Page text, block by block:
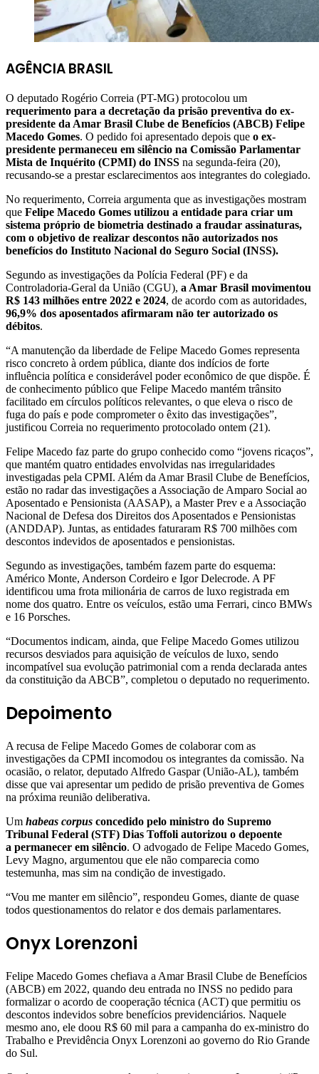
AGÊNCIA BRASIL
O deputado Rogério Correia (PT-MG) protocolou um
requerimento para a decretação da prisão preventiva do ex-
presidente da Amar Brasil Clube de Benefícios (ABCB) Felipe
Macedo Gomes. O pedido foi apresentado depois que o ex-
presidente permaneceu em silêncio na Comissão Parlamentar
Mista de Inquérito (CPMI) do INSS na segunda-feira (20),
recusando-se a prestar esclarecimentos aos integrantes do colegiado.
No requerimento, Correia argumenta que as investigações mostram
que Felipe Macedo Gomes utilizou a entidade para criar um
sistema próprio de biometria destinado a fraudar assinaturas,
com o objetivo de realizar descontos não autorizados nos
benefícios do Instituto Nacional do Seguro Social (INSS).
Segundo as investigações da Polícia Federal (PF) e da
Controladoria-Geral da União (CGU), a Amar Brasil movimentou
R$ 143 milhões entre 2022 e 2024, de acordo com as autoridades,
96,9% dos aposentados afirmaram não ter autorizado os
débitos.
“A manutenção da liberdade de Felipe Macedo Gomes representa
risco concreto à ordem pública, diante dos indícios de forte
influência política e considerável poder econômico de que dispõe. É
de conhecimento público que Felipe Macedo mantém trânsito
facilitado em círculos políticos relevantes, o que eleva o risco de
fuga do país e pode comprometer o êxito das investigações”,
justificou Correia no requerimento protocolado ontem (21).
Felipe Macedo faz parte do grupo conhecido como “jovens ricaços”,
que mantém quatro entidades envolvidas nas irregularidades
investigadas pela CPMI. Além da Amar Brasil Clube de Benefícios,
estão no radar das investigações a Associação de Amparo Social ao
Aposentado e Pensionista (AASAP), a Master Prev e a Associação
Nacional de Defesa dos Direitos dos Aposentados e Pensionistas
(ANDDAP). Juntas, as entidades faturaram R$ 700 milhões com
descontos indevidos de aposentados e pensionistas.
Segundo as investigações, também fazem parte do esquema:
Américo Monte, Anderson Cordeiro e Igor Delecrode. A PF
identificou uma frota milionária de carros de luxo registrada em
nome dos quatro. Entre os veículos, estão uma Ferrari, cinco BMWs
e 16 Porsches.
“Documentos indicam, ainda, que Felipe Macedo Gomes utilizou
recursos desviados para aquisição de veículos de luxo, sendo
incompatível sua evolução patrimonial com a renda declarada antes
da constituição da ABCB”, completou o deputado no requerimento.
Depoimento
A recusa de Felipe Macedo Gomes de colaborar com as
investigações da CPMI incomodou os integrantes da comissão. Na
ocasião, o relator, deputado Alfredo Gaspar (União-AL), também
disse que vai apresentar um pedido de prisão preventiva de Gomes
na próxima reunião deliberativa.
Um habeas corpus concedido pelo ministro do Supremo
Tribunal Federal (STF) Dias Toffoli autorizou o depoente
a permanecer em silêncio. O advogado de Felipe Macedo Gomes,
Levy Magno, argumentou que ele não comparecia como
testemunha, mas sim na condição de investigado.
“Vou me manter em silêncio”, respondeu Gomes, diante de quase
todos questionamentos do relator e dos demais parlamentares.
Onyx Lorenzoni
Felipe Macedo Gomes chefiava a Amar Brasil Clube de Benefícios
(ABCB) em 2022, quando deu entrada no INSS no pedido para
formalizar o acordo de cooperação técnica (ACT) que permitiu os
descontos indevidos sobre benefícios previdenciários. Naquele
mesmo ano, ele doou R$ 60 mil para a campanha do ex-ministro do
Trabalho e Previdência Onyx Lorenzoni ao governo do Rio Grande
do Sul.